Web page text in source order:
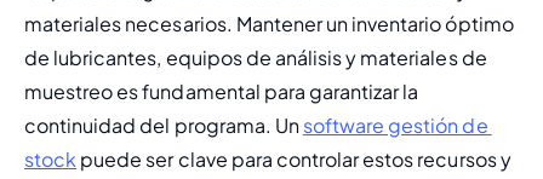
materiales necesarios. Mantener un inventario óptimo
de lubricantes, equipos de análisis y materiales de
muestreo es fundamental para garantizar la
continuidad del programa. Un software gestión de
stock puede ser clave para controlar estos recursos y